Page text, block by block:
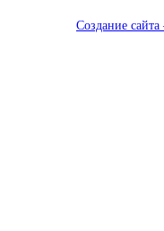
Создание